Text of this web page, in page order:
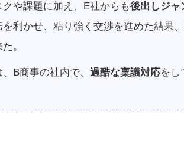
や課題に加え、E社からも後出しジャ
利かせ、粘り強く交渉を進めた結果、
。
B商事の社内で、 過酷な稟議対応をし